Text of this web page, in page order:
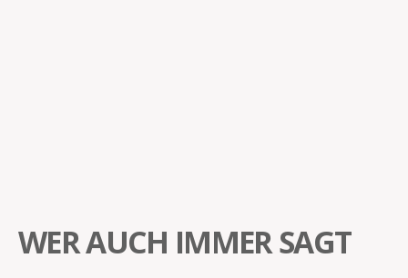
WER AUCH IMMER SAGT